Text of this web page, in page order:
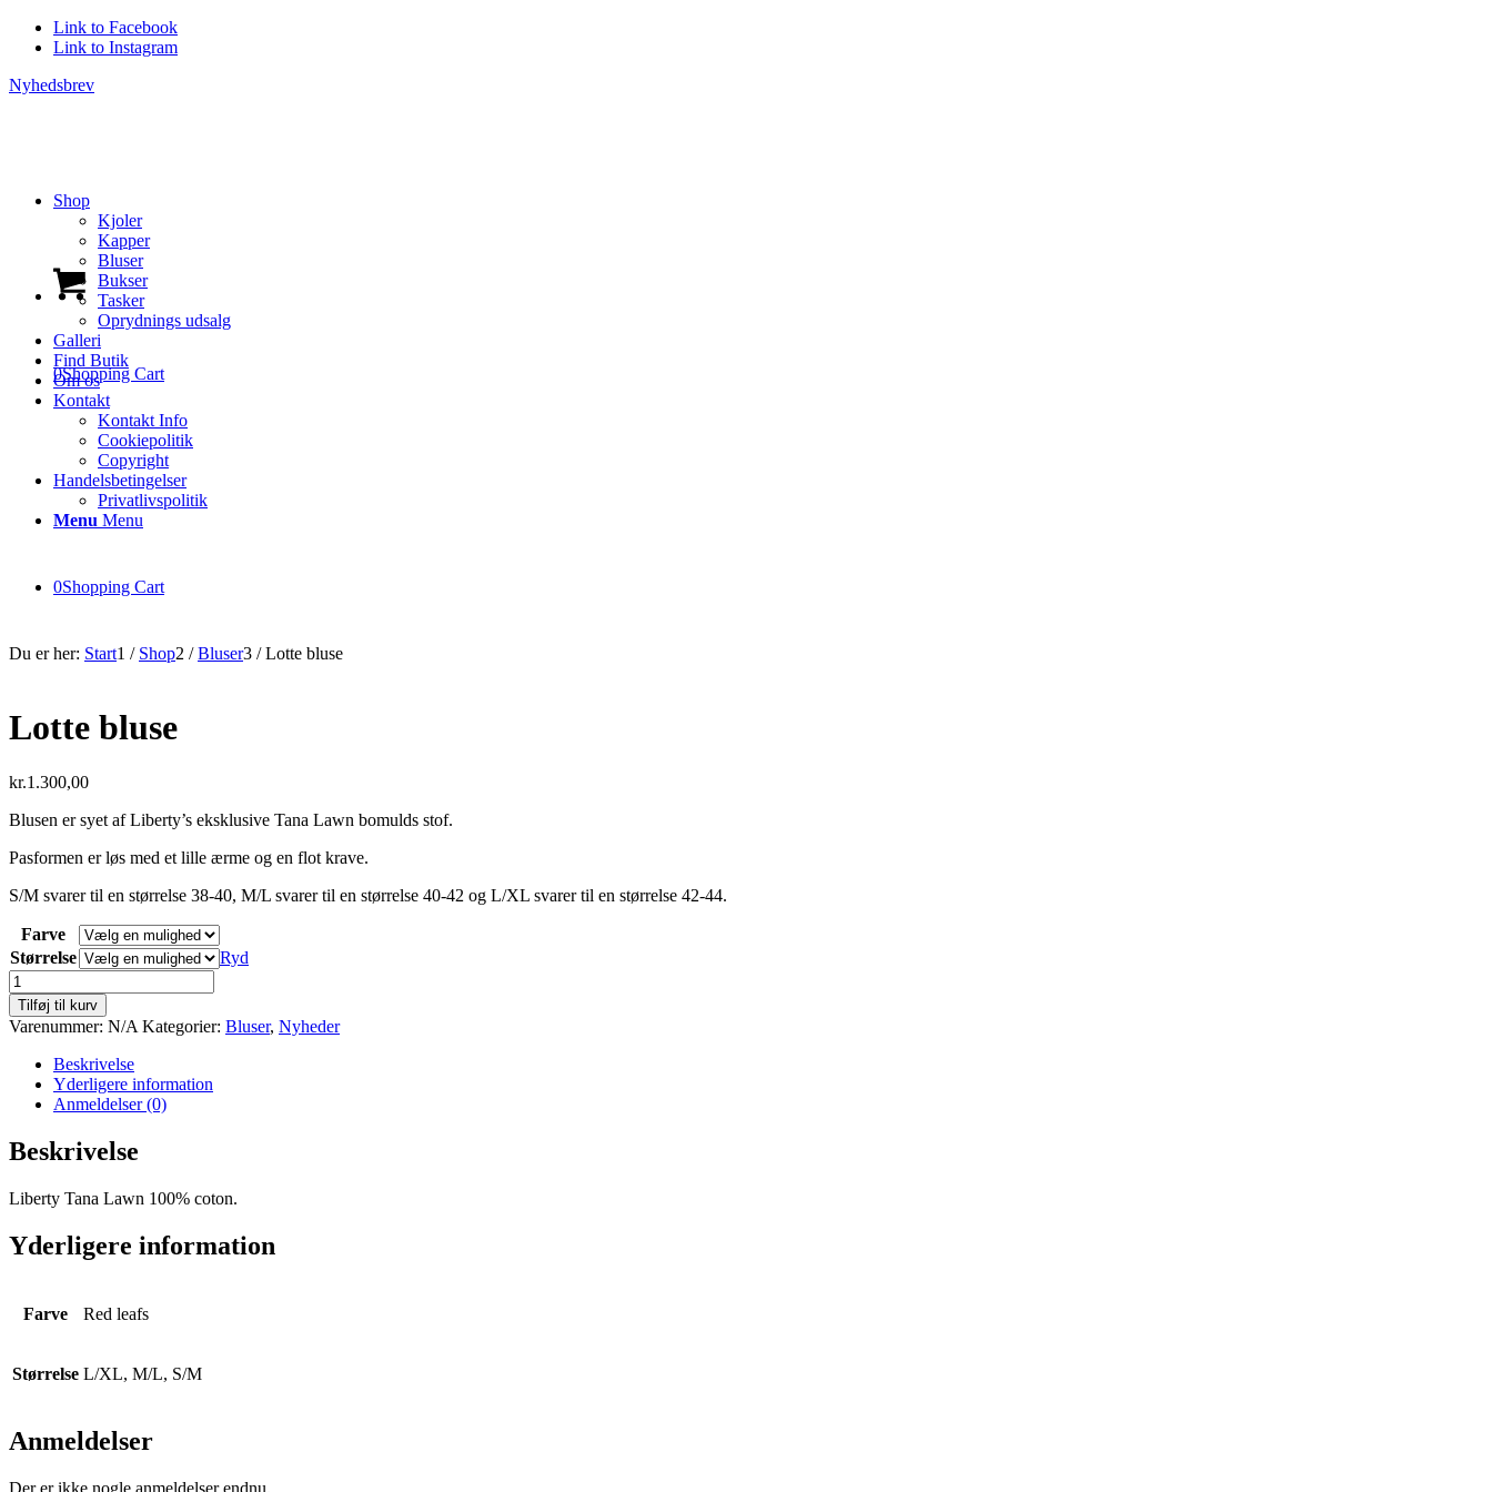
Link to Facebook
Link to Instagram
Nyhedsbrev
0Shopping Cart
Shop
Kjoler
Kapper
Bluser
Bukser
Tasker
Oprydnings udsalg
Galleri
Find Butik
Om os
Kontakt
Kontakt Info
Cookiepolitik
Copyright
Handelsbetingelser
Privatlivspolitik
Menu Menu
0Shopping Cart
Du er her: Start1 / Shop2 / Bluser3 / Lotte bluse
Lotte bluse
kr.1.300,00
Blusen er syet af Liberty’s eksklusive Tana Lawn bomulds stof.
Pasformen er løs med et lille ærme og en flot krave.
S/M svarer til en størrelse 38-40, M/L svarer til en størrelse 40-42 og L/XL svarer til en størrelse 42-44.
Farve
Størrelse
Ryd
Lotte
bluse
antal
Tilføj til kurv
Varenummer: N/A Kategorier: Bluser, Nyheder
Beskrivelse
Yderligere information
Anmeldelser (0)
Beskrivelse
Liberty Tana Lawn 100% coton.
Yderligere information
Farve Red leafs
Størrelse L/XL, M/L, S/M
Anmeldelser